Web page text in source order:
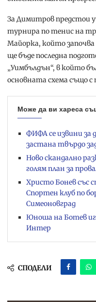
За Димитров предстои
турнира по тенис на
Майорка, който
ще бъде последна
„Уимбълдън“, в който
основната схема също
Може да ви хареса
ФИФА се извини за
застана твърдо
Ново скандално
голям план за
Христо Бонев със
Спортен клуб по
Симеоновград
Юноша на Ботев
Интер
СПОДЕЛИ